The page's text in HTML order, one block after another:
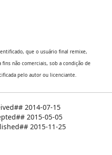
que o usuário final remixe,
não comerciais, sob a condição de
pelo autor ou licenciante.
2014-07-15
2015-05-05
2015-11-25